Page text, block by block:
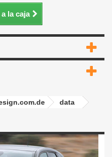
a la caja
data